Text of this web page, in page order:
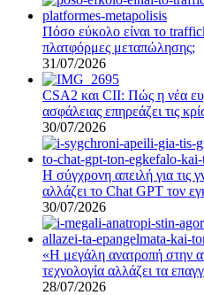
Πόσο εύκολο είναι το
πλατφόρμες μεταπώλησης;
31/07/2026
CSA2 και CII: Πώς η νέα
ασφάλειας επηρεάζει τις
30/07/2026
Η σύγχρονη απειλή για τις
αλλάζει το Chat GPT τον
30/07/2026
«Η μεγάλη ανατροπή στην
τεχνολογία αλλάζει τα
28/07/2026